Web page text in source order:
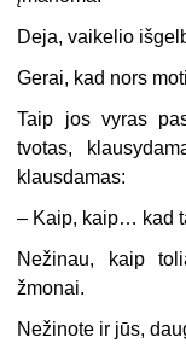
Deja, vaikelio
Gerai, kad nors
Taip jos vyras
tvotas,
klausdamas:
– Kaip, kaip… kad
Nežinau, kaip
žmonai.
Nežinote ir jūs,